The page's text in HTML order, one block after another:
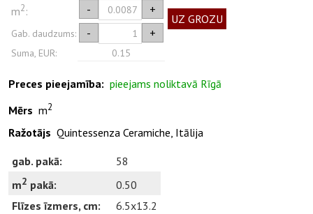
m2: - +
Gab. daudzums: - +
Suma, EUR: 0.15
UZ GROZU
Preces pieejamība: pieejams noliktavā Rīgā
Mērs m2
Ražotājs Quintessenza Ceramiche, Itālija
gab. pakā:
58
m2 pakā:
0.50
Flīzes īzmers, cm:
6.5x13.2